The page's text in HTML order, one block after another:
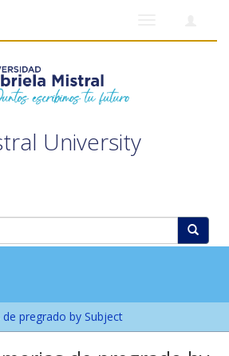
University
pregrado by Subject